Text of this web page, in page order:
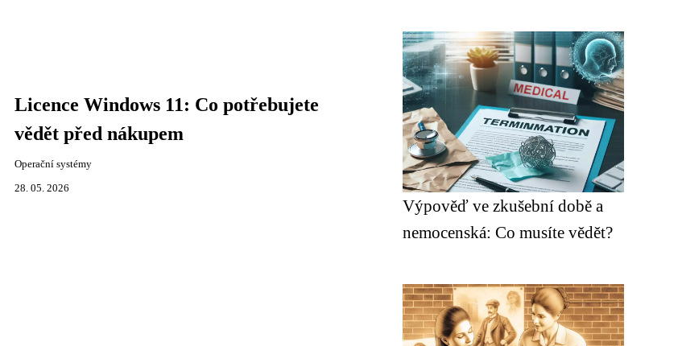
Licence Windows 11: Co potřebujete
vědět před nákupem
Operační systémy
28. 05. 2026
Výpověď ve zkušební době a
nemocenská: Co musíte vědět?